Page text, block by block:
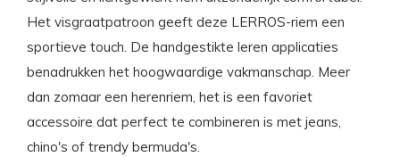
Het visgraatpatroon geeft deze LERROS-riem een ​​
sportieve touch. De handgestikte leren applicaties
benadrukken het hoogwaardige vakmanschap. Meer
dan zomaar een herenriem, het is een favoriet
accessoire dat perfect te combineren is met jeans,
chino's of trendy bermuda's.